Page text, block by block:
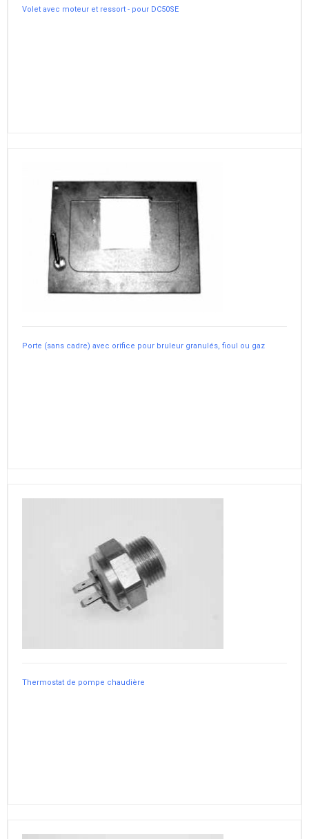
Volet avec moteur et ressort - pour DC50SE
Porte (sans cadre) avec orifice pour bruleur granulés, fioul ou gaz
Thermostat de pompe chaudière